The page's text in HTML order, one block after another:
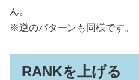
ん。
※逆のパターンも同様です。
RANKを上げる